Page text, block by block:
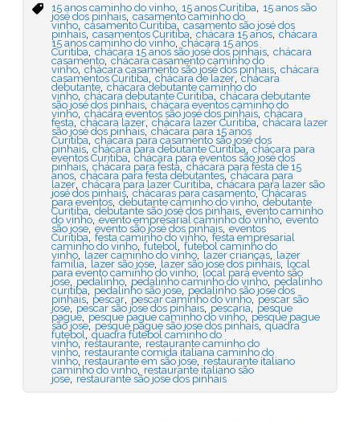
15 anos caminho do vinho, 15 anos Curitiba 15 anos são
josé dos pinhais, casamento caminho do
vinho, casamento Curitiba casamento são josé dos
pinhais, casamentos Curitiba chácara 15 anos, chácara
15 anos caminho do vinho, chácara 15 anos
Curitiba chácara 15 anos são josé dos pinhais, chácara
casamento, chácara casamento caminho do
vinho, chácara casamento são josé dos pinhais, chácara
casamentos Curitiba chácara de lazer, chácara
debutante, chácara debutante caminho do
vinho, chácara debutante Curitiba chácara debutante
são josé dos pinhais, chácara eventos caminho do
vinho, chácara eventos são josé dos pinhais, chácara
festa chácara lazer, chácara lazer Curitiba chácara lazer
são josé dos pinhais, chácara para 15 anos
Curitiba chácara para casamento são josé dos
pinhais, chácara para debutante Curitiba chácara para
eventos Curitiba chácara para eventos são josé dos
pinhais, chácara para festa chácara para festa de 15
anos, chácara para festa debutantes, chácara para
lazer, chácara para lazer Curitiba chácara para lazer são
josé dos pinhais, chácaras para casamento, Chácaras
para eventos, debutante caminho do vinho, debutante
Curitiba debutante são josé dos pinhais, evento caminho
do vinho, evento empresarial caminho do vinho, evento
são jose, evento são josé dos pinhais, eventos
Curitiba, festa caminho do vinho, festa empresarial
caminho do vinho, futebol futebol caminho do
vinho, lazer caminho do vinho, lazer crianças, lazer
família lazer são jose, lazer são jose dos pinhais, local
para evento caminho do vinho, local para evento são
jose, pedalinho, pedalinho caminho do vinho, pedalinho
curitiba pedalinho são jose, pedalinho são jose dos
pinhais, pescar, pescar caminho do vinho, pescar são
jose, pescar são jose dos pinhais, pescaria, pesque
pague, pesque pague caminho do vinho, pesque pague
são jose, pesque pague são jose dos pinhais, quadra
futebol quadra futebol caminho do
vinho, restaurante, restaurante caminho do
vinho, restaurante comida italiana caminho do
vinho, restaurante em são jose, restaurante italiano
caminho do vinho, restaurante italiano são
jose, restaurante são jose dos pinhais